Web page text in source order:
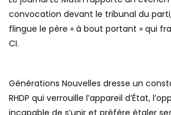
convocation devant le tribunal du
flingue le père « à bout portant » qui
CI.
Générations Nouvelles dresse un
RHDP qui verrouille l’appareil d’État,
incapable de s’unir et préfère étaler